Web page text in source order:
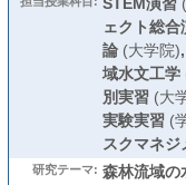
ェクト総合
論(大学院),
域水文工学
別実習(大
実験実習(
スクマネジ
研究テーマ: 森林流域の